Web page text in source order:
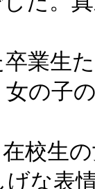
業生
の子
校生
な表